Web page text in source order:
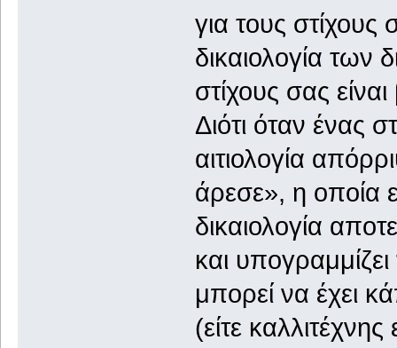
για τους
δικαιολογία των
στίχους σας
Διότι όταν ένας
αιτιολογία
άρεσε», η οποία
δικαιολογία
και
μπορεί να έχει
(είτε